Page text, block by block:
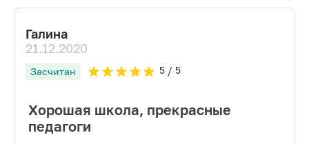
Галина
21.12.2020
Засчитан 5/ 5
Хорошая школа, прекрасные
педагоги